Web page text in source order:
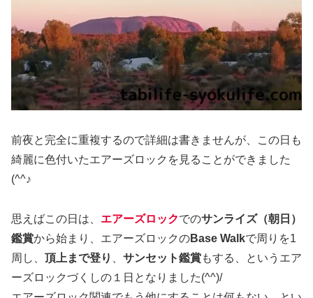
前夜と完全に重複するので詳細は書きませんが、この日も
綺麗に色付いたエアーズロックを見ることができました
(^^♪
思えばこの日は、 エアーズロックでのサンライズ（朝日）
鑑賞から始まり、エアーズロックのBase Walkで周りを1
周し、 頂上まで登り サンセット鑑賞もする、というエア
ーズロックづくしの１日となりました(^^)/